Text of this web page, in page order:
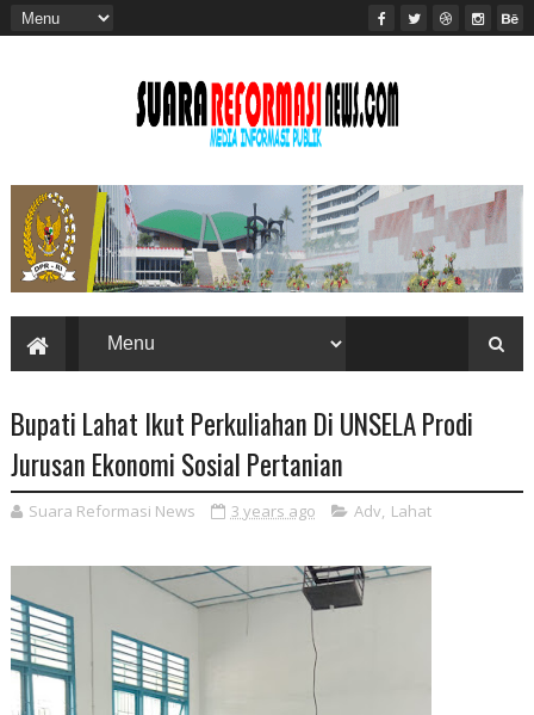
Bupati Lahat Ikut Perkuliahan Di UNSELA Prodi
Jurusan Ekonomi Sosial Pertanian
Suara Reformasi News 3 years ago Adv, Lahat